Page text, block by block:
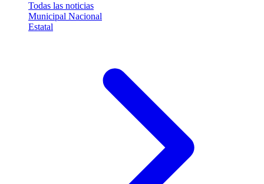
Todas las noticias
Municipal Nacional
Estatal